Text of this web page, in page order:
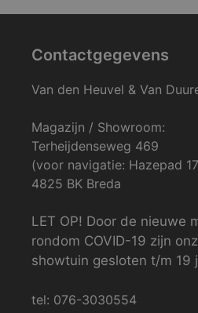
Contactgegevens
Van den Heuvel & Van
Magazijn / Showroom:
Terheijdenseweg 469
(voor navigatie: Hazepad
4825 BK Breda
LET OP! Door de nieuwe
rondom COVID-19 zijn
showtuin gesloten t/m 19
tel: 076-3030554